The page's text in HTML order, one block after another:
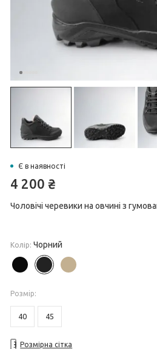
Є в наявності
4 200₴
Чоловічі черевики на овчині з
Колір: Чорний
Розмiр:
40 45
Розмірна сітка